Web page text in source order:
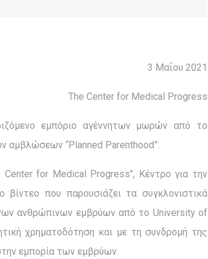
3 Μαΐου 2021
The Center for Medical Progress
εμπόριο αγέννητων μωρών από το
αμβλώσεων “Planned Parenthood”.
for Medical Progress", Κέντρο για την
που παρουσιάζει τα συγκλονιστικά
ανθρώπινων εμβρύων από το University of
χρηματοδότηση και με τη συνδρομή της
εμπορία των εμβρύων.